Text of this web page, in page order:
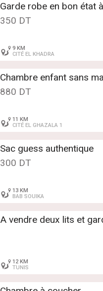
Garde robe en bon état
350 DT
9 KM
CITÉ EL KHADRA
Chambre enfant sans
880 DT
11 KM
CITÉ EL GHAZALA 1
Sac guess authentique
300 DT
13 KM
BAB SOUIKA
A vendre deux lits et
12 KM
TUNIS